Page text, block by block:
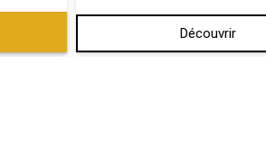
Découvrir